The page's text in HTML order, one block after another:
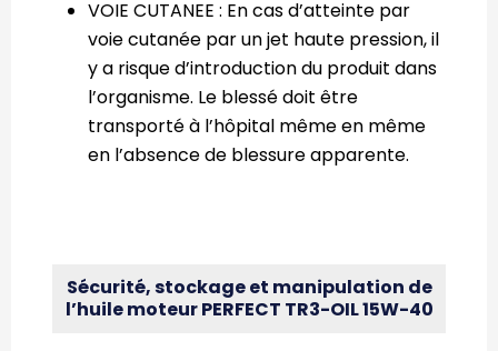
VOIE CUTANEE : En cas d’atteinte par
voie cutanée par un jet haute pression, il
y a risque d’introduction du produit dans
l’organisme. Le blessé doit être
transporté à l’hôpital même en même
en l’absence de blessure apparente.
Sécurité, stockage et manipulation de
l’huile moteur PERFECT TR3-OIL 15W-40